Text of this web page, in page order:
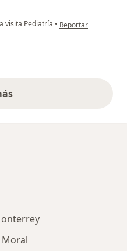
visita Pediatría • en opinión del
Reportar
anteriores
Moral